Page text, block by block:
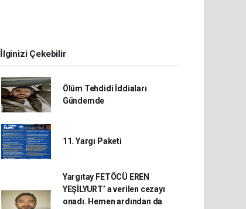
İlginizi Çekebilir
Ölüm Tehdidi İddiaları
Gündemde
11. Yargı Paketi
Yargıtay FETÖCÜ EREN
YEŞİLYURT’ a verilen cezayı
onadı. Hemen ardından da